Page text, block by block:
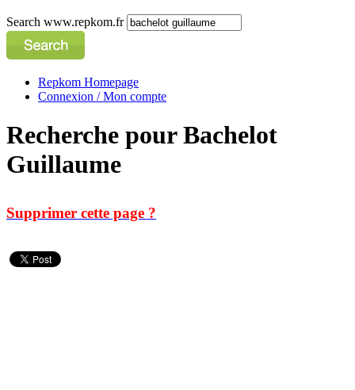
Search www.repkom.fr
Repkom Homepage
Connexion / Mon compte
Recherche pour Bachelot
Guillaume
Supprimer cette page ?